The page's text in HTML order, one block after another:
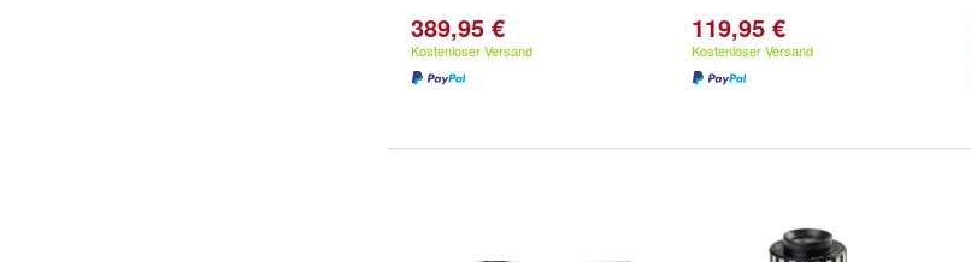
389,95 €
Kostenloser Versand
119,95 €
Kostenloser Versand